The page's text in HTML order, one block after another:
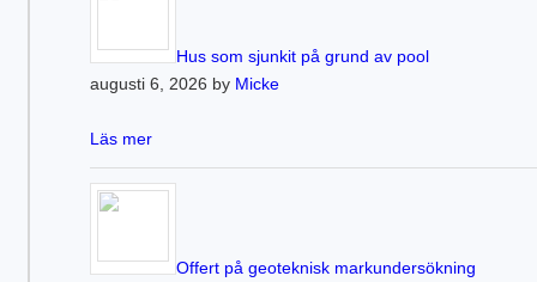
Hus som sjunkit på grund av pool
augusti 6, 2026 by Micke
Läs mer
Offert på geoteknisk markundersökning